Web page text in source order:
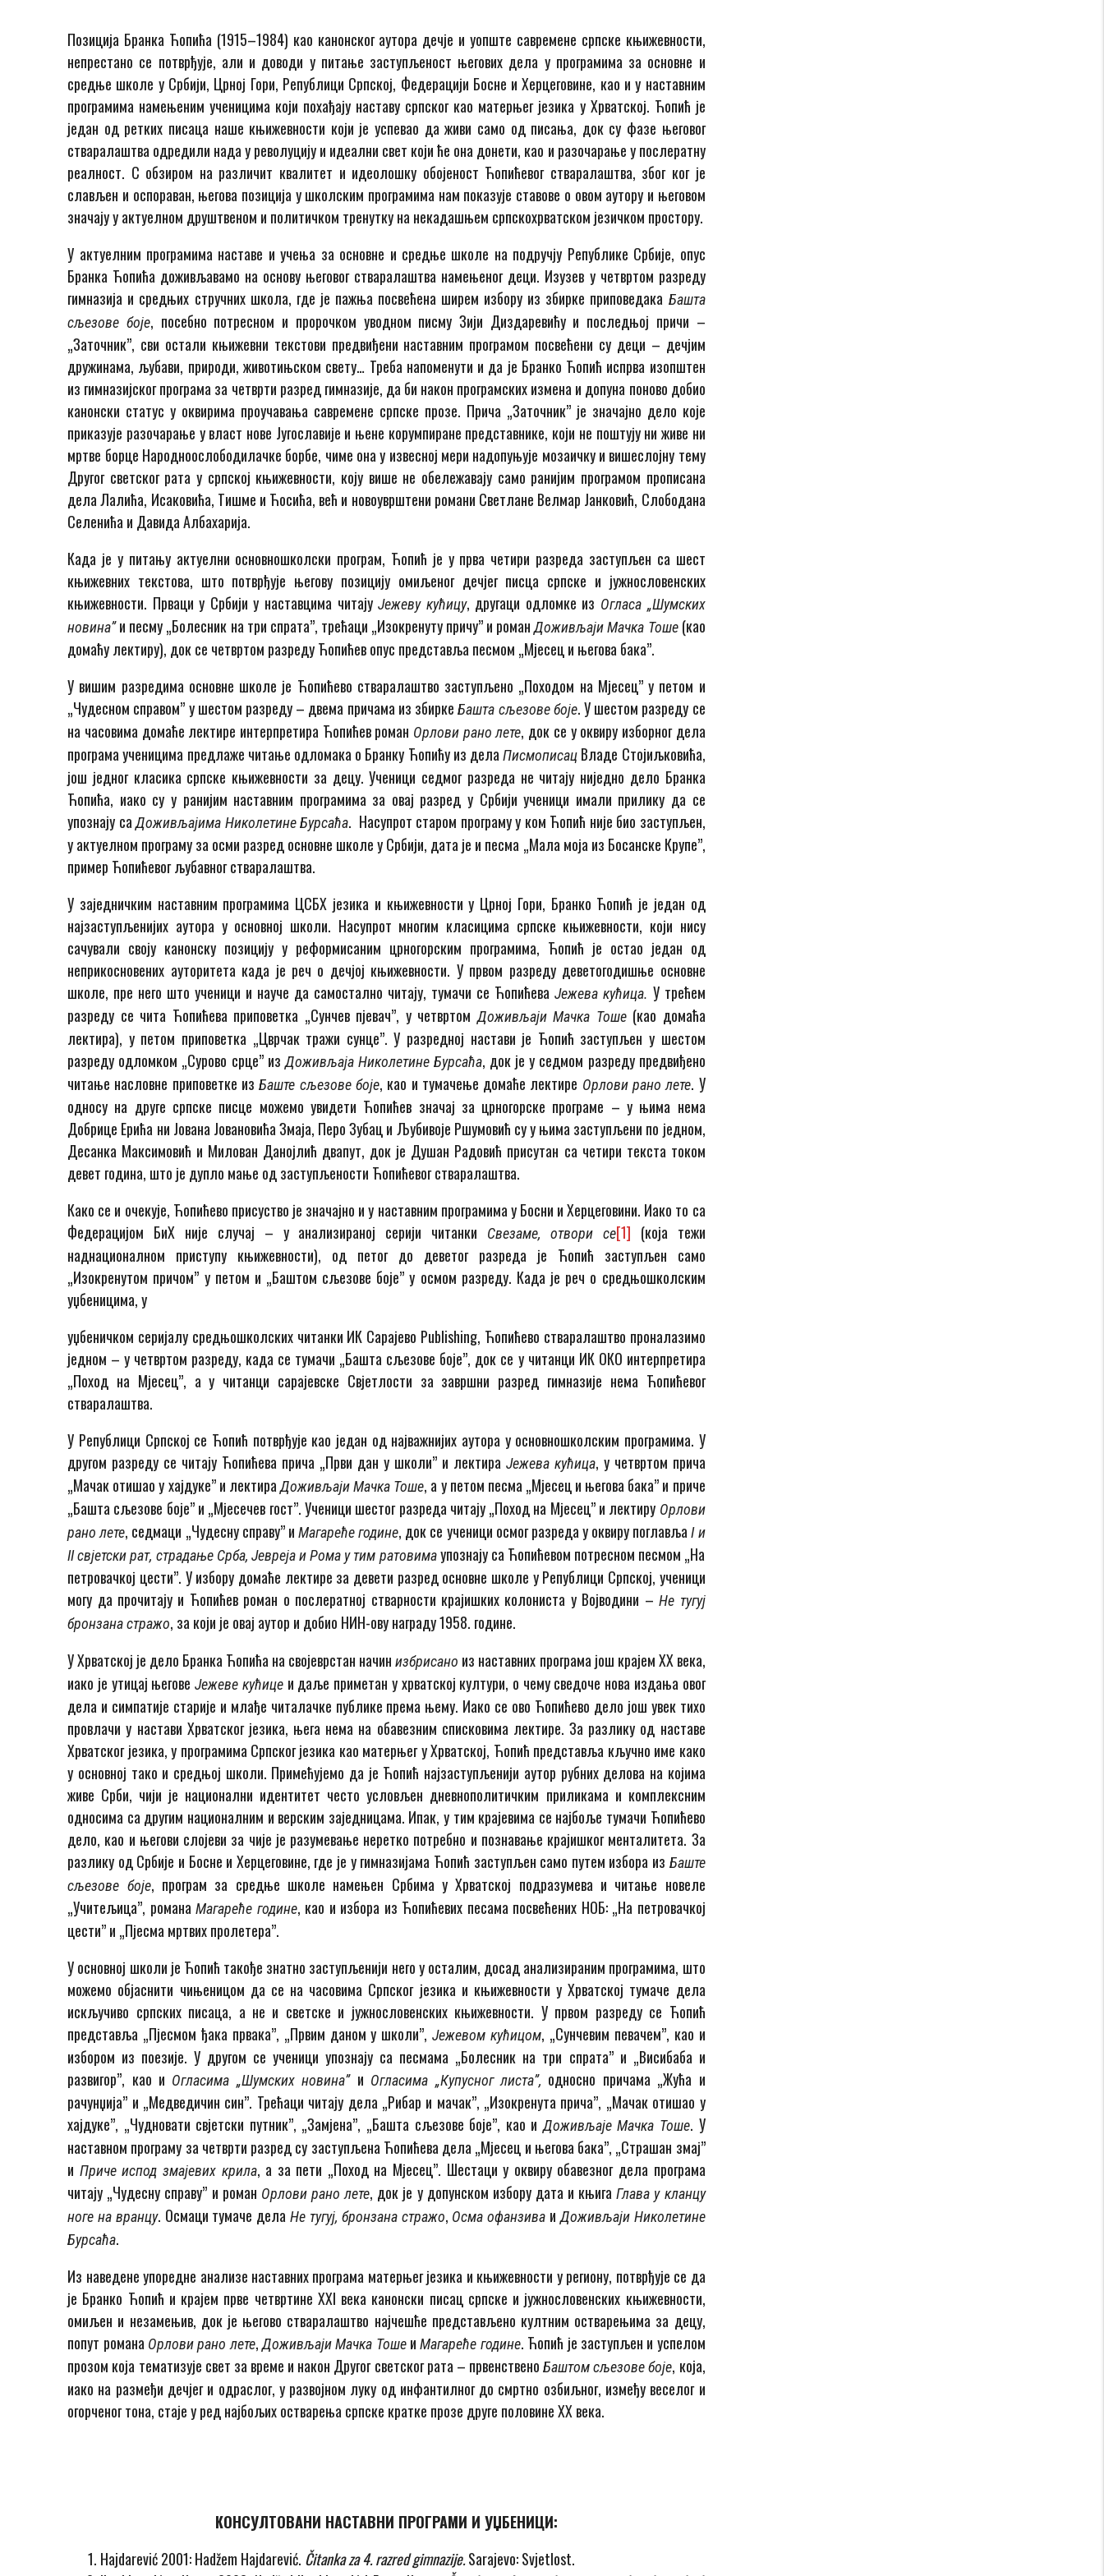
Позиција Бранка Ћопића (1915–1984) као канонског аутора дечје и уопште савремене српске књижевности,
непрестано се потврђује, али и доводи у питање заступљеност његових дела у програмима за основне и
средње школе у Србији, Црној Гори, Републици Српској, Федерацији Босне и Херцеговине, као и у наставним
програмима намењеним ученицима који похађају наставу српског као матерњег језика у Хрватској. Ћопић је
један од ретких писаца наше књижевности који је успевао да живи само од писања, док су фазе његовог
стваралаштва одредили нада у револуцију и идеални свет који ће она донети, као и разочарање у послератну
реалност. С обзиром на различит квалитет и идеолошку обојеност Ћопићевог стваралаштва, због ког је
слављен и оспораван, његова позиција у школским програмима нам показује ставове о овом аутору и његовом
значају у актуелном друштвеном и политичком тренутку на некадашњем српскохрватском језичком простору.
У актуелним програмима наставе и учења за основне и средње школе на подручју Републике Србије, опус
Бранка Ћопића доживљавамо на основу његовог стваралаштва намењеног деци. Изузев у четвртом разреду
гимназија и средњих стручних школа, где је пажња посвећена ширем избору из збирке приповедака Башта
сљезове боје, посебно потресном и пророчком уводном писму Зији Диздаревићу и последњој причи –
„Заточник”, сви остали књижевни текстови предвиђени наставним програмом посвећени су деци – дечјим
дружинама, љубави, природи, животињском свету… Треба напоменути и да је Бранко Ћопић испрва изопштен
из гимназијског програма за четврти разред гимназије, да би након програмских измена и допуна поново добио
канонски статус у оквирима проучавања савремене српске прозе. Прича „Заточник” је значајно дело које
приказује разочарање у власт нове Југославије и њене корумпиране представнике, који не поштују ни живе ни
мртве борце Народноослободилачке борбе, чиме она у извесној мери надопуњује мозаичку и вишеслојну тему
Другог светског рата у српској књижевности, коју више не обележавају само ранијим програмом прописана
дела Лалића, Исаковића, Тишме и Ћосића, већ и новоуврштени романи Светлане Велмар Јанковић, Слободана
Селенића и Давида Албахарија.
Када је у питању актуелни основношколски програм, Ћопић је у прва четири разреда заступљен са шест
књижевних текстова, што потврђује његову позицију омиљеног дечјег писца српске и јужнословенских
књижевности. Прваци у Србији у наставцима читајуЈежеву кућицу, другаци одломке из Огласа „Шумских
новина”и песму „Болесник на три спрата”, трећаци „Изокренуту причу” и романДоживљаји Мачка Тоше (као
домаћу лектиру), док се четвртом разреду Ћопићев опус представља песмом „Мјесец и његова бака”.
У вишим разредима основне школе је Ћопићево стваралаштво заступљено „Походом на Мјесец” у петом и
„Чудесном справом” у шестом разреду – двема причама из збиркеБашта сљезове боје. У шестом разреду се
на часовима домаће лектире интерпретира Ћопићев роман Орлови рано лете, док се у оквиру изборног дела
програма ученицима предлаже читање одломака о Бранку Ћопићу из делаПисмописац Владе Стојиљковића,
још једног класика српске књижевности за децу. Ученици седмог разреда не читају ниједно дело Бранка
Ћопића, иако су у ранијим наставним програмима за овај разред у Србији ученици имали прилику да се
упознају саДоживљајима Николетине Бурсаћа. Насупрот старом програму у ком Ћопић није био заступљен,
у актуелном програму за осми разред основне школе у Србији, дата је и песма „Мала моја из Босанске Крупе”,
пример Ћопићевог љубавног стваралаштва.
У заједничким наставним програмима ЦСБХ језика и књижевности у Црној Гори, Бранко Ћопић је један од
најзаступљенијих аутора у основној школи. Насупрот многим класицима српске књижевности, који нису
сачували своју канонску позицију у реформисаним црногорским програмима, Ћопић је остао један од
неприкосновених ауторитета када је реч о дечјој књижевности. У првом разреду деветогодишње основне
школе, пре него што ученици и науче да самостално читају, тумачи се Ћопићева Јежева кућица. У трећем
разреду се чита Ћопићева приповетка „Сунчев пјевач”, у четвртом Доживљаји Мачка Тоше (као домаћа
лектира), у петом приповетка „Цврчак тражи сунце”. У разредној настави је Ћопић заступљен у шестом
разреду одломком „Сурово срце” из Доживљаја Николетине Бурсаћа, док је у седмом разреду предвиђено
читање насловне приповетке изБаште сљезове боје, као и тумачење домаће лектире Орлови рано лете. У
односу на друге српске писце можемо увидети Ћопићев значај за црногорске програме – у њима нема
Добрице Ерића ни Јована Јовановића Змаја, Перо Зубац и Љубивоје Ршумовић су у њима заступљени по једном,
Десанка Максимовић и Милован Данојлић двапут, док је Душан Радовић присутан са четири текста током
девет година, што је дупло мање од заступљености Ћопићевог стваралаштва.
Како се и очекује, Ћопићево присуство је значајно и у наставним програмима у Босни и Херцеговини. Иако то са
Федерацијом БиХ није случај – у анализираној серији читанки
Свезаме, отвори се[1] (која тежи
наднационалном приступу књижевности), од петог до деветог разреда је Ћопић заступљен само
„Изокренутом причом” у петом и „Баштом сљезове боје” у осмом разреду. Када је реч о средњошколским
уџбеницима, у
уџбеничком серијалу средњошколских читанки ИК Сарајево Publishing, Ћопићево стваралаштво проналазимо
једном – у четвртом разреду, када се тумачи „Башта сљезове боје”, док се у читанци ИК ОКО интерпретира
„Поход на Мјесец”, а у читанци сарајевске Свјетлости за завршни разред гимназије нема Ћопићевог
стваралаштва.
У Републици Српској се Ћопић потврђује као један од најважнијих аутора у основношколским програмима. У
другом разреду се читају Ћопићева прича „Први дан у школи” и лектира Јежева кућица, у четвртом прича
„Мачак отишао у хајдуке” и лектира Доживљаји Мачка Тоше, а у петом песма „Мјесец и његова бака” и приче
„Башта сљезове боје” и „Мјесечев гост”. Ученици шестог разреда читају „Поход на Мјесец” и лектиру Орлови
рано лете, седмаци „Чудесну справу” иМагареће године, док се ученици осмог разреда у оквиру поглављаIи
IIсвјетски рат, страдање Срба, Јевреја и Рома у тим ратовимаупознају са Ћопићевом потресном песмом „На
петровачкој цести”. У избору домаће лектире за девети разред основне школе у Републици Српској, ученици
могу да прочитају и Ћопићев роман о послератној стварности крајишких колониста у Војводини –Не тугуј
бронзана стражо, за који је овај аутор и добио НИН-ову награду 1958. године.
У Хрватској је дело Бранка Ћопића на својеврстан начинизбрисано из наставних програма још крајем XX века,
иако је утицај његовеЈежеве кућице и даље приметан у хрватској култури, о чему сведоче нова издања овог
дела и симпатије старије и млађе читалачке публике према њему. Иако се ово Ћопићево дело још увек тихо
провлачи у настави Хрватског језика, њега нема на обавезним списковима лектире. За разлику од наставе
Хрватског језика, у програмима Српског језика као матерњег у Хрватској, Ћопић представља кључно име како
у основној тако и средњој школи. Примећујемо да је Ћопић најзаступљенији аутор рубних делова на којима
живе Срби, чији је национални идентитет често условљен дневнополитичким приликама и комплексним
односима са другим националним и верским заједницама. Ипак, у тим крајевима се најбоље тумачи Ћопићево
дело, као и његови слојеви за чије је разумевање неретко потребно и познавање крајишког менталитета. За
разлику од Србије и Босне и Херцеговине, где је у гимназијама Ћопић заступљен само путем избора из Баште
сљезове боје, програм за средње школе намењен Србима у Хрватској подразумева и читање новеле
„Учитељица”, романаМагареће године, као и избора из Ћопићевих песама посвећених НОБ: „На петровачкој
цести” и „Пјесма мртвих пролетера”.
У основној школи је Ћопић такође знатно заступљенији него у осталим, досад анализираним програмима, што
можемо објаснити чињеницом да се на часовима Српског језика и књижевности у Хрватској тумаче дела
искључиво српских писаца, а не и светске и јужнословенских књижевности. У првом разреду се Ћопић
представља „Пјесмом ђака првака”, „Првим даном у школи”,Јежевом кућицом, „Сунчевим певачем”, као и
избором из поезије. У другом се ученици упознају са песмама „Болесник на три спрата” и „Висибаба и
развигор”, као и Огласима „Шумских новина” и Огласима „Купусног листа”, односно причама „Жућа и
рачунџија” и „Медведичин син”. Трећаци читају дела „Рибар и мачак”, „Изокренута прича”, „Мачак отишао у
хајдуке”, „Чудновати свјетски путник”, „Замјена”, „Башта сљезове боје”, као и Доживљаје Мачка Тоше. У
наставном програму за четврти разред су заступљена Ћопићева дела „Мјесец и његова бака”, „Страшан змај”
и Приче испод змајевих крила, а за пети „Поход на Мјесец”. Шестаци у оквиру обавезног дела програма
читају „Чудесну справу” и роман Орлови рано лете, док је у допунском избору дата и књигаГлава у кланцу
ноге на вранцу. Осмаци тумаче делаНе тугуј, бронзана стражо, Осма офанзива и Доживљаји Николетине
Бурсаћа.
Из наведене упоредне анализе наставних програма матерњег језика и књижевности у региону, потврђује се да
је Бранко Ћопић и крајем прве четвртине XXI века канонски писац српске и јужнословенских књижевности,
омиљен и незамењив, док је његово стваралаштво најчешће представљено култним остварењима за децу,
попут романа Орлови рано лете, Доживљаји Мачка Тоше иМагареће године. Ћопић је заступљен и успелом
прозом која тематизује свет за време и након Другог светског рата – првенственоБаштом сљезове боје, која,
иако на размеђи дечјег и одраслог, у развојном луку од инфантилног до смртно озбиљног, између веселог и
огорченог тона, стаје у ред најбољих остварења српске кратке прозе друге половине ХХ века.
КОНСУЛТОВАНИ НАСТАВНИ ПРОГРАМИ И УЏБЕНИЦИ:
Hajdarević 2001: Hadžem Hajdarević. Čitanka za 4. razred gimnazije.Sarajevo: Svjetlost.